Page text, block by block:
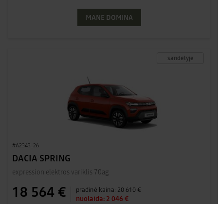
MANE DOMINA
sandėlyje
#A2343_26
DACIA SPRING
expression elektros variklis 70ag
18 564 € pradinė kaina: 20 610 €
nuolaida: 2 046 €